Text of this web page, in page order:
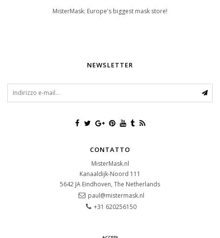
MisterMask: Europe's biggest mask store!
NEWSLETTER
CONTATTO
MisterMask.nl
Kanaaldijk-Noord 111
5642 JA Eindhoven, The Netherlands
paul@mistermask.nl
+31 620256150